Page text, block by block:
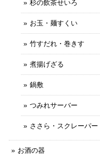
杉の飲茶せいろ
お玉・麺すくい
竹すだれ・巻きす
煮揚げざる
鍋敷
つみれサーバー
ささら・スクレーパー
お酒の器